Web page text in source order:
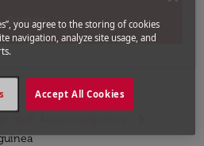
Suchen
you agree to the storing of cookies
navigation, analyze site usage, and
Accept All Cookies